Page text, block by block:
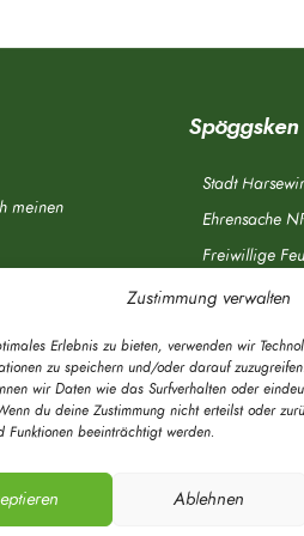
Zustimmung verwalten
Erlebnis zu bieten, verwenden wir
zu speichern und/oder darauf
wir Daten wie das Surfverhalten oder
du deine Zustimmung nicht erteilst oder
Funktionen beeinträchtigt werden.
Ablehnen
meinen
Stadt
Ehrensache
Freiwillige
Aponet.de
Greffen.de
DRK